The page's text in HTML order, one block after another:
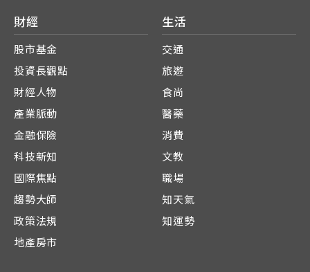
財經
股市基金
投資長觀點
財經人物
產業脈動
金融保險
科技新知
國際焦點
趨勢大師
政策法規
地產房市
生活
交通
旅遊
食尚
醫藥
消費
文教
職場
知天氣
知運勢